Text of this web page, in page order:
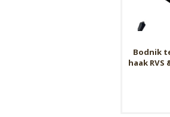
Bodnik
haak RVS